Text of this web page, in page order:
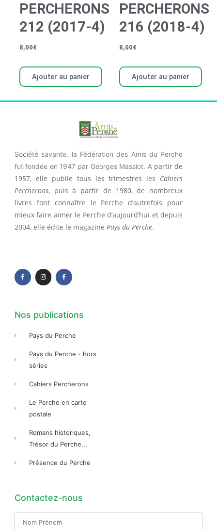
PERCHERONS
212 (2017-4)
8,00€
Ajouter au panier
PERCHERONS
216 (2018-4)
8,00€
Ajouter au panier
Société savante, la Fédération des Amis du Perche
fut fondée en 1947 par Georges Massiot. A partir de
1957, elle publie tous les trimestres les Cahiers
Percherons, puis à partir de 1980, de nombreux
livres font connaître le Perche d’autrefois pour
mieux faire aimer le Perche d’aujourd’hui et depuis
2004, elle édite le magazine Pays du Perche.
c
e
b
o
s
t
a
g
c
e
b
o
Nos publications
Pays du Perche
Pays du Perche - hors
séries
Cahiers Percherons
Le Perche en carte
postale
Romans historiques,
Trésor du Perche...
Présence du Perche
Contactez-nous
Prénom